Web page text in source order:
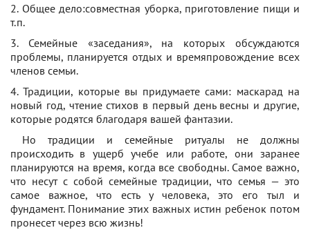
2. Общее дело:совместная уборка, приготовление пищи и
т.п.
3. Семейные «заседания», на которых обсуждаются
проблемы, планируется отдых и времяпровождение всех
членов семьи.
4. Традиции, которые вы придумаете сами: маскарад на
новый год, чтение стихов в первый день весны и другие,
которые родятся благодаря вашей фантазии.
Но традиции и семейные ритуалы не должны
происходить в ущерб учебе или работе, они заранее
планируются на время, когда все свободны. Самое важно,
что несут с собой семейные традиции, что семья — это
самое важное, что есть у человека, это его тыл и
фундамент. Понимание этих важных истин ребенок потом
пронесет через всю жизнь!